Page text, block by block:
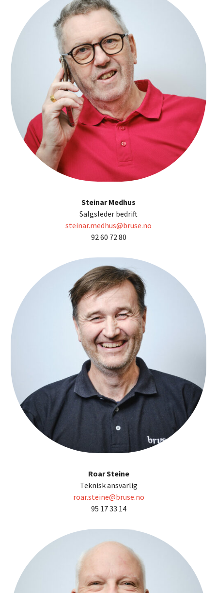
Steinar Medhus
Salgsleder bedrift
steinar.medhus@bruse.no
92 60 72 80
Roar Steine
Teknisk ansvarlig
roar.steine@bruse.no
95 17 33 14